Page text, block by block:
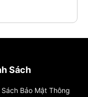
Sách
Sách Bảo Mật Thông